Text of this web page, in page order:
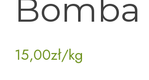
Bomba
15,00zł/kg